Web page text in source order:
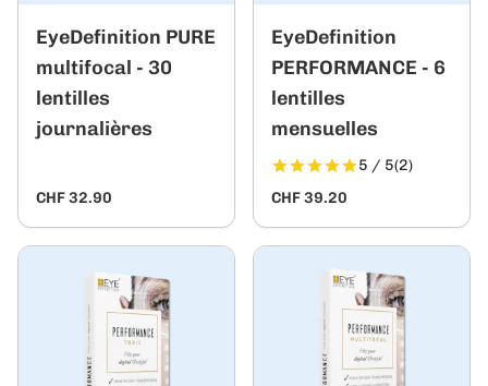
EyeDefinition PURE
multifocal - 30
lentilles
journalières
CHF 32.90
EyeDefinition
PERFORMANCE - 6
lentilles
mensuelles
5 / 5(2)
CHF 39.20